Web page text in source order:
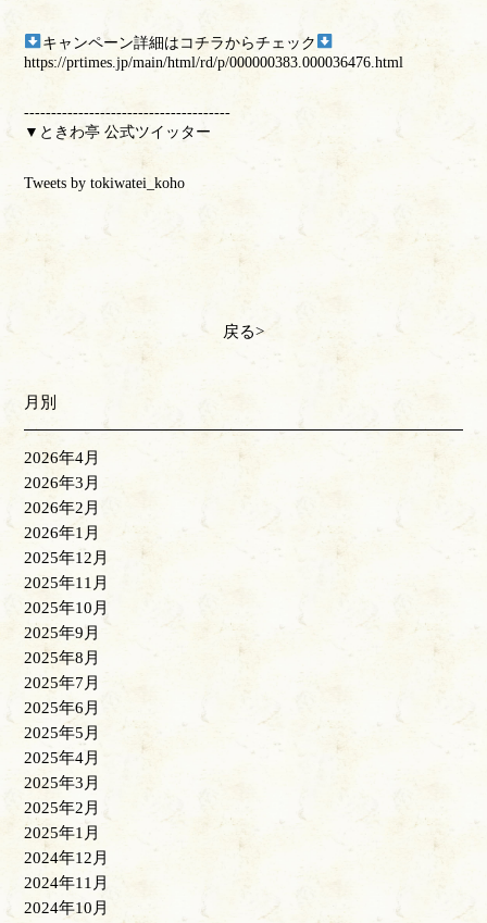
キャンペーン詳細はコチラからチェック
https://prtimes.jp/main/html/rd/p/000000383.000036476.html
--------------------------------------
▼ときわ亭 公式ツイッター
Tweets by tokiwatei_koho
戻る
月別
2026年4月
2026年3月
2026年2月
2026年1月
2025年12月
2025年11月
2025年10月
2025年9月
2025年8月
2025年7月
2025年6月
2025年5月
2025年4月
2025年3月
2025年2月
2025年1月
2024年12月
2024年11月
2024年10月